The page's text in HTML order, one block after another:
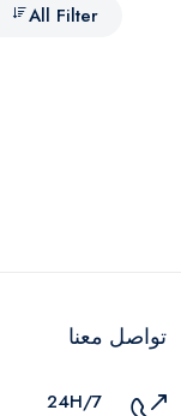
All Filter
تواصل معنا
24H/7